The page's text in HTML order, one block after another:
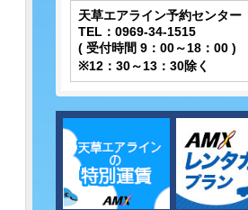
天草エアライン予約センター
TEL：0969-34-1515
( 受付時間 9：00～18：00 )
※12：30～13：30除く